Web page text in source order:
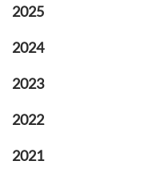
2025
2024
2023
2022
2021